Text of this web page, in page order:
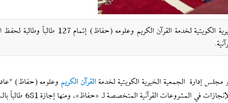
إدارة الجمعية الخيرية الكويتية لخدمة القرآن الكريم وعلومه (حفاظ)
الذي ينضم إلى العديد